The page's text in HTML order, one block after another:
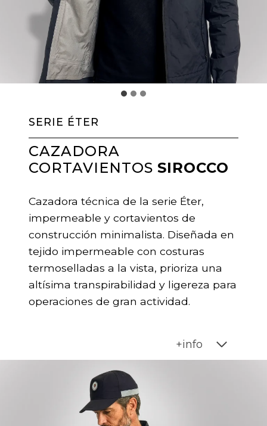
SERIE ÉTER
CAZADORA
CORTAVIENTOS SIROCCO
Cazadora técnica de la serie Éter,
impermeable y cortavientos de
construcción minimalista. Diseñada en
tejido impermeable con costuras
termoselladas a la vista, prioriza una
altísima transpirabilidad y ligereza para
operaciones de gran actividad.
+info